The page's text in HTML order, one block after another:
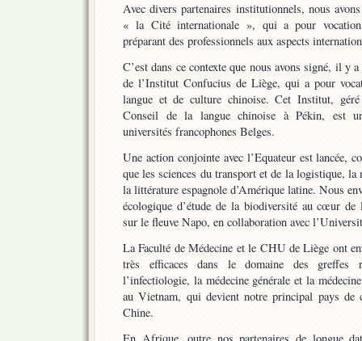
Avec divers partenaires institutionnels, nous
« la Cité internationale », qui a pour
préparant des professionnels aux aspects
C’est dans ce contexte que nous avons signé, il y
de l’Institut Confucius de Liège, qui a pour
langue et de culture chinoise. Cet Institut,
Conseil de la langue chinoise à Pékin, est
universités francophones Belges.
Une action conjointe avec l’Equateur est lancée,
que les sciences du transport et de la logistique, la
la littérature espagnole d’Amérique latine. Nous
écologique d’étude de la biodiversité au cœur de
sur le fleuve Napo, en collaboration avec
La Faculté de Médecine et le CHU de Liège ont
très efficaces dans le domaine des greffes
l’infectiologie, la médecine générale et la
au Vietnam, qui devient notre principal pays de
Chine.